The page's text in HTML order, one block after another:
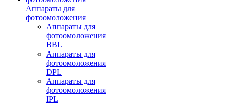
Аппараты для
фотоомоложения
Аппараты для
фотоомоложения
BBL
Аппараты для
фотоомоложения
DPL
Аппараты для
фотоомоложения
IPL